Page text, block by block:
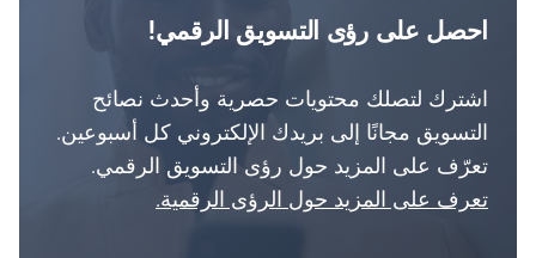
احصل على رؤى التسويق الرقمي!
اشترك لتصلك محتويات حصرية وأحدث نصائح
التسويق مجانًا إلى بريدك الإلكتروني كل أسبوعين.
تعرّف على المزيد حول رؤى التسويق الرقمي.
تعرف على المزيد حول الرؤى الرقمية.